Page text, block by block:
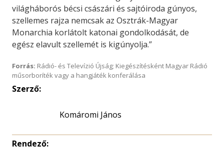
világháborós bécsi császári és sajtóiroda gúnyos,
szellemes rajza nemcsak az Osztrák-Magyar
Monarchia korlátolt katonai gondolkodását, de
egész elavult szellemét is kigúnyolja.”
Forrás: Rádió- és Televízió Újság; Kiegészítésként Magyar Rádió
műsorboríték vagy a hangjáték konferálása
Szerző:
Komáromi János
Rendező: